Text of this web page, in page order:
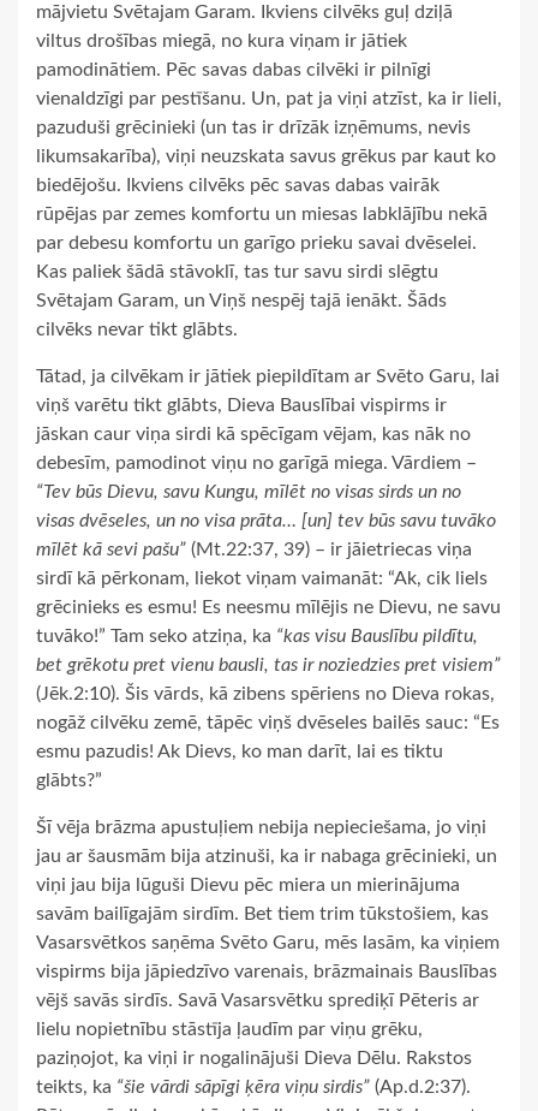
mājvietu Svētajam Garam. Ikviens cilvēks guļ dziļā
viltus drošības miegā, no kura viņam ir jātiek
pamodinātiem. Pēc savas dabas cilvēki ir pilnīgi
vienaldzīgi par pestīšanu. Un, pat ja viņi atzīst, ka ir lieli,
pazuduši grēcinieki (un tas ir drīzāk izņēmums, nevis
likumsakarība), viņi neuzskata savus grēkus par kaut ko
biedējošu. Ikviens cilvēks pēc savas dabas vairāk
rūpējas par zemes komfortu un miesas labklājību nekā
par debesu komfortu un garīgo prieku savai dvēselei.
Kas paliek šādā stāvoklī, tas tur savu sirdi slēgtu
Svētajam Garam, un Viņš nespēj tajā ienākt. Šāds
cilvēks nevar tikt glābts.
Tātad, ja cilvēkam ir jātiek piepildītam ar Svēto Garu, lai
viņš varētu tikt glābts, Dieva Bauslībai vispirms ir
jāskan caur viņa sirdi kā spēcīgam vējam, kas nāk no
debesīm, pamodinot viņu no garīgā miega. Vārdiem –
“Tev būs Dievu, savu Kungu, mīlēt no visas sirds un no
visas dvēseles, un no visa prāta… [un] tev būs savu tuvāko
mīlēt kā sevi pašu” (Mt.22:37, 39) – ir jāietriecas viņa
sirdī kā pērkonam, liekot viņam vaimanāt: “Ak, cik liels
grēcinieks es esmu! Es neesmu mīlējis ne Dievu, ne savu
tuvāko!” Tam seko atziņa, ka “kas visu Bauslību pildītu,
bet grēkotu pret vienu bausli, tas ir noziedzies pret visiem”
(Jēk.2:10). Šis vārds, kā zibens spēriens no Dieva rokas,
nogāž cilvēku zemē, tāpēc viņš dvēseles bailēs sauc: “Es
esmu pazudis! Ak Dievs, ko man darīt, lai es tiktu
glābts?”
Šī vēja brāzma apustuļiem nebija nepieciešama, jo viņi
jau ar šausmām bija atzinuši, ka ir nabaga grēcinieki, un
viņi jau bija lūguši Dievu pēc miera un mierinājuma
savām bailīgajām sirdīm. Bet tiem trim tūkstošiem, kas
Vasarsvētkos saņēma Svēto Garu, mēs lasām, ka viņiem
vispirms bija jāpiedzīvo varenais, brāzmainais Bauslības
vējš savās sirdīs. Savā Vasarsvētku sprediķī Pēteris ar
lielu nopietnību stāstīja ļaudīm par viņu grēku,
paziņojot, ka viņi ir nogalinājuši Dieva Dēlu. Rakstos
teikts, ka “šie vārdi sāpīgi ķēra viņu sirdis” (Ap.d.2:37).